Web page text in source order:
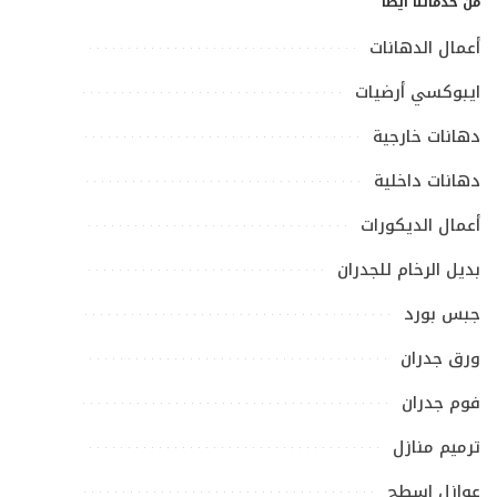
أعمال الدهانات
ايبوكسي أرضيات
دهانات خارجية
دهانات داخلية
أعمال الديكورات
بديل الرخام للجدران
جبس بورد
ورق جدران
فوم جدران
ترميم منازل